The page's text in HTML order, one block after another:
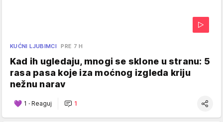
KUĆNI LJUBIMCI PRE 7 H
Kad ih ugledaju, mnogi se sklone u stranu: 5
rasa pasa koje iza moćnog izgleda kriju
nežnu narav
1 · Reaguj 1